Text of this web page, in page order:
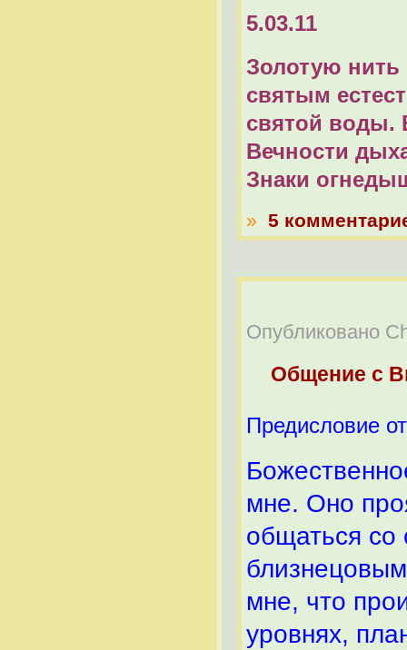
5.03.11
Золотую
святым
святой воды.
Вечности
Знаки
» 5
Опубликовано
Общение с
Предисловие
мне. Оно
общаться со
мне, что
уровнях,